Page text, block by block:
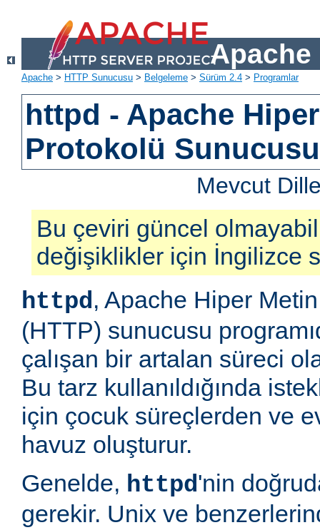
Apache
Apache > HTTP Sunucusu > Belgeleme > Sürüm 2.4 > Programlar
httpd - Apache
Protokolü Sunucusu
Mevcut
Bu çeviri güncel
değişiklikler için İngilizce
httpd, Apache Hiper
(HTTP) sunucusu
çalışan bir artalan süreci
Bu tarz kullanıldığında
için çocuk süreçlerden ve
havuz oluşturur.
Genelde, httpd'nin
gerekir. Unix ve